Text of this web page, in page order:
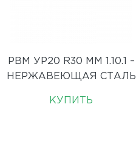
РВМ УР20 R30 ММ 1.10.1 –
НЕРЖАВЕЮЩАЯ СТАЛЬ
КУПИТЬ